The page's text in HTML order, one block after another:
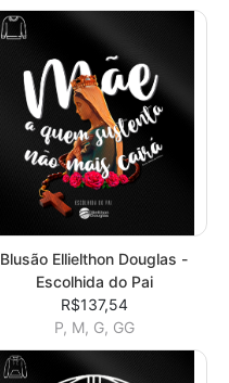
Blusão Ellielthon Douglas -
Escolhida do Pai
R$137,54
P, M, G, GG